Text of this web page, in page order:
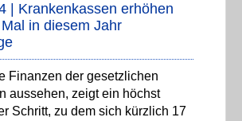
| Krankenkassen erhöhen
in diesem Jahr
Finanzen der gesetzlichen
aussehen, zeigt ein höchst
Schritt, zu dem sich kürzlich 17